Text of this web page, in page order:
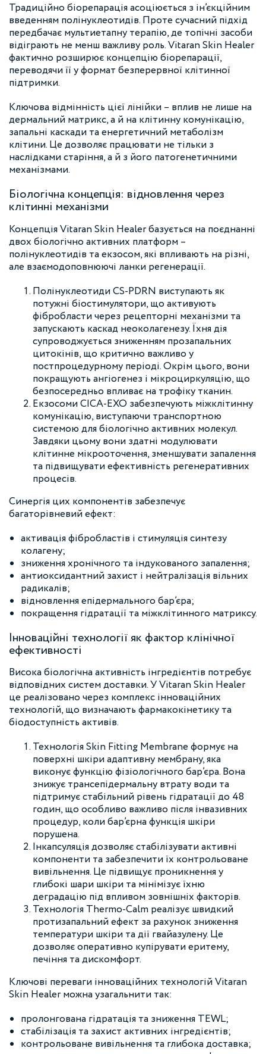
Традиційно біорепарація асоціюється з ін’єкційним
введенням полінуклеотидів. Проте сучасний підхід
передбачає мультиетапну терапію, де топічні засоби
відіграють не менш важливу роль. Vitaran Skin Healer
фактично розширює концепцію біорепарації,
переводячи її у формат безперервної клітинної
підтримки.
Ключова відмінність цієї лінійки – вплив не лише на
дермальний матрикс, а й на клітинну комунікацію,
запальні каскади та енергетичний метаболізм
клітини. Це дозволяє працювати не тільки з
наслідками старіння, а й з його патогенетичними
механізмами.
Біологічна концепція: відновлення через
клітинні механізми
Концепція Vitaran Skin Healer базується на поєднанні
двох біологічно активних платформ –
полінуклеотидів та екзосом, які впливають на різні,
але взаємодоповнюючі ланки регенерації.
Полінуклеотиди CS-PDRN виступають як
потужні біостимулятори, що активують
фібробласти через рецепторні механізми та
запускають каскад неоколагенезу. Їхня дія
супроводжується зниженням прозапальних
цитокінів, що критично важливо у
постпроцедурному періоді. Окрім цього, вони
покращують ангіогенез і мікроциркуляцію, що
безпосередньо впливає на трофіку тканин.
Екзосоми CICA-EXO забезпечують міжклітинну
комунікацію, виступаючи транспортною
системою для біологічно активних молекул.
Завдяки цьому вони здатні модулювати
клітинне мікрооточення, зменшувати запалення
та підвищувати ефективність регенеративних
процесів.
Синергія цих компонентів забезпечує
багаторівневий ефект:
активація фібробластів і стимуляція синтезу
колагену;
зниження хронічного та індукованого запалення;
антиоксидантний захист і нейтралізація вільних
радикалів;
відновлення епідермального бар’єра;
покращення гідратації та міжклітинного матриксу.
Інноваційні технології як фактор клінічної
ефективності
Висока біологічна активність інгредієнтів потребує
відповідних систем доставки. У Vitaran Skin Healer
це реалізовано через комплекс інноваційних
технологій, що визначають фармакокінетику та
біодоступність активів.
Технологія Skin Fitting Membrane формує на
поверхні шкіри адаптивну мембрану, яка
виконує функцію фізіологічного бар’єра. Вона
знижує трансепідермальну втрату води та
підтримує стабільний рівень гідратації до 48
годин, що особливо важливо після інвазивних
процедур, коли бар’єрна функція шкіри
порушена.
Інкапсуляція дозволяє стабілізувати активні
компоненти та забезпечити їх контрольоване
вивільнення. Це підвищує проникнення у
глибокі шари шкіри та мінімізує їхню
деградацію під впливом зовнішніх факторів.
Технологія Thermo-Calm реалізує швидкий
протизапальний ефект за рахунок зниження
температури шкіри та дії гвайазулену. Це
дозволяє оперативно купірувати еритему,
печіння та дискомфорт.
Ключові переваги інноваційних технологій Vitaran
Skin Healer можна узагальнити так:
пролонгована гідратація та зниження TEWL;
стабілізація та захист активних інгредієнтів;
контрольоване вивільнення та глибока доставка;